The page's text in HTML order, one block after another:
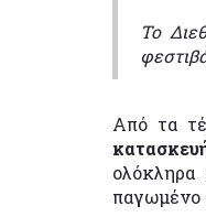
Το
Από τα
παγωμένο